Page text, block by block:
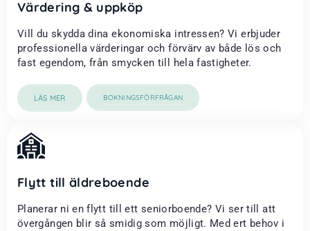
Värdering & uppköp
Vill du skydda dina ekonomiska intressen? Vi erbjuder
professionella värderingar och förvärv av både lös och
fast egendom, från smycken till hela fastigheter.
LÄS MER BOKNINGSFÖRFRÅGAN
Flytt till äldreboende
Planerar ni en flytt till ett seniorboende? Vi ser till att
övergången blir så smidig som möjligt. Med ert behov i